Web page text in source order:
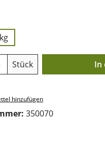
Anzahl: Gib den
Stück In
hinzufügen
350070